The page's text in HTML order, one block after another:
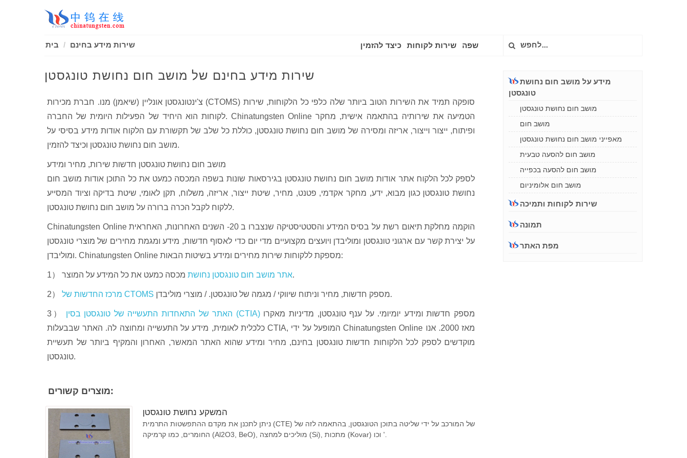
בית שירות מידע בחינם כיצד להזמין שירות לקוחות שפה
שירות מידע בחינם של מושב חום נחושת טונגסטן
צ'ינטונגסטן אונליין (שיאמן) מנו. חברת מכירות (CTOMS) סופקה תמיד את השירות הטוב ביותר שלה כלפי כל הלקוחות, שירות
לקוחות הוא היחיד של הפעילות היומית של החברה. Chinatungsten Online הטמיעה את שירותיה בהתאמה אישית, מחקר
ופיתוח, ייצור וייצור, אריזה ומסירה של מושב חום נחושת טונגסטן, כוללת כל שלב של תקשורת עם הלקוח אודות מידע בסיסי על
מושב חום נחושת טונגסטן וכיצד להזמין.
מושב חום נחושת טונגסטן חדשות שירות, מחיר ומידע
לספק לכל הלקוח אתר אודות מושב חום נחושת טונגסטן בגירסאות שונות בשפה המכסה כמעט את כל התוכן אודות מושב חום
נחושת טונגסטן כגון מבוא, ידע, מחקר אקדמי, פטנט, מחיר, שיטת ייצור, אריזה, משלוח, תקן לאומי, שיטת בדיקה וציוד המסייע
ללקוח לקבל הכרה ברורה על מושב חום נחושת טונגסטן.
Chinatungsten Online הוקמה מחלקת תיאום רשת על בסיס המידע והסטטיסטיקה שנצברו ב 20- השנים האחרונות, האחראית
על יצירת קשר עם ארגוני טונגסטן ומוליבדן ויועצים מקצועיים מדי יום כדי לאסוף חדשות, מידע ומגמת מחירים של מוצרי טונגסטן
ומוליבדן. Chinatungsten Online מספקת ללקוחות שירות מחירים ומידע בשיטות הבאות:
1） אתר מושב חום טונגסטן נחושתמכסה כמעט את כל המידע על המוצר.
2） מרכז החדשות של CTOMS מספק חדשות, מחיר וניתוח שיווקי / מגמה של טונגסטן. / מוצרי מוליבדן.
3） האתר של התאחדות התעשייה של טונגסטן בסין (CTIA) מספק חדשות ומידע יומיומי. על ענף טונגסטן, מדיניות מאקרו
כלכלית לאומית, מידע על התעשייה ומחוצה לה. האתר שבבעלות CTIA, המופעל על ידי Chinatungsten Online מאז 2000. אנו
מוקדשים לספק לכל הלקוחות חדשות טונגסטן בחינם, מחיר ומידע שהוא האתר המאשר, האחרון והמקיף ביותר של תעשיית
טונגסטן.
מוצרים קשורים:
המשקע נחושת טונגסטן
ניתן לתכנן את מקדם ההתפשטות התרמית (CTE) של המורכב על ידי שליטה בתוכן הטונגסטן, בהתאמה לזה של
החומרים, כמו קרמיקה (Al2O3, BeO), מוליכים למחצה (Si), מתכות (Kovar) וכו '.
מידע על מושב חום נחושת
טונגסטן
מושב חום נחושת טונגסטן
מושב חום
מאפייני מושב חום נחושת טונגסטן
מושב חום להסעה טבעית
מושב חום להסעה בכפייה
מושב חום אלומיניום
שירות לקוחות ותמיכה
תמונה
מפת האתר